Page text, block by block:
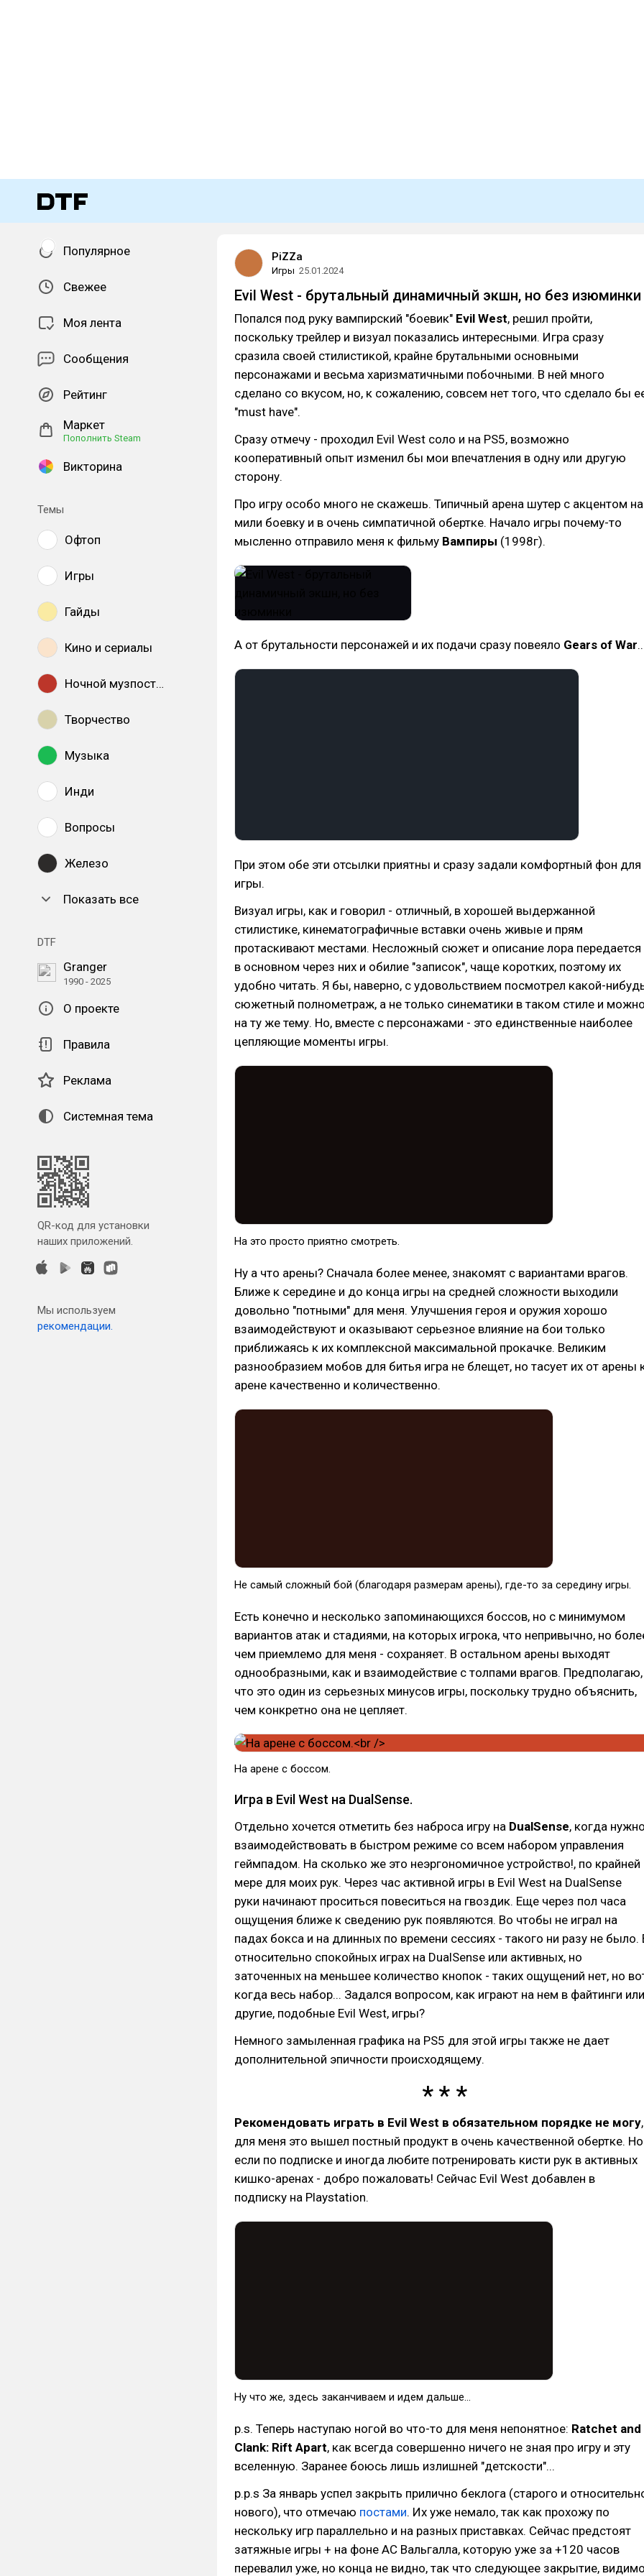
Популярное
Свежее
Моя лента
Сообщения
Рейтинг
Маркет
Пополнить Steam
Викторина
Темы
Офтоп
Игры
Гайды
Кино и сериалы
Ночной музпостинг
Творчество
Музыка
Инди
Вопросы
Железо
Показать все
DTF
Granger
1990 - 2025
О проекте
Правила
Реклама
Системная тема
QR-код для установки
наших приложений.
Мы используем
рекомендации.
PiZZa
Игры 25.01.2024
Evil West - брутальный динамичный экшн, но без изюминки
Попался под руку вампирский "боевик" Evil West, решил пройти,
поскольку трейлер и визуал показались интересными. Игра сразу
сразила своей стилистикой, крайне брутальными основными
персонажами и весьма харизматичными побочными. В ней много
сделано со вкусом, но, к сожалению, совсем нет того, что сделало бы
"must have".
Сразу отмечу - проходил Evil West соло и на PS5, возможно
кооперативный опыт изменил бы мои впечатления в одну или другую
сторону.
Про игру особо много не скажешь. Типичный арена шутер с акцентом на
мили боевку и в очень симпатичной обертке. Начало игры почему-то
мысленно отправило меня к фильму Вампиры (1998г).
А от брутальности персонажей и их подачи сразу повеяло Gears of War
При этом обе эти отсылки приятны и сразу задали комфортный фон для
игры.
Визуал игры, как и говорил - отличный, в хорошей выдержанной
стилистике, кинематографичные вставки очень живые и прям
протаскивают местами. Несложный сюжет и описание лора передается
в основном через них и обилие "записок", чаще коротких, поэтому их
удобно читать. Я бы, наверно, с удовольствием посмотрел какой-
сюжетный полнометраж, а не только синематики в таком стиле и
на ту же тему. Но, вместе с персонажами - это единственные наиболее
цепляющие моменты игры.
На это просто приятно смотреть.
Ну а что арены? Сначала более менее, знакомят с вариантами врагов.
Ближе к середине и до конца игры на средней сложности выходили
довольно "потными" для меня. Улучшения героя и оружия хорошо
взаимодействуют и оказывают серьезное влияние на бои только
приближаясь к их комплексной максимальной прокачке. Великим
разнообразием мобов для битья игра не блещет, но тасует их от арены
арене качественно и количественно.
Не самый сложный бой (благодаря размерам арены), где-то за середину игры.
Есть конечно и несколько запоминающихся боссов, но с минимумом
вариантов атак и стадиями, на которых игрока, что непривычно, но
чем приемлемо для меня - сохраняет. В остальном арены выходят
однообразными, как и взаимодействие с толпами врагов. Предполагаю,
что это один из серьезных минусов игры, поскольку трудно объяснить,
чем конкретно она не цепляет.
На арене с боссом.
Игра в Evil West на DualSense.
Отдельно хочется отметить без наброса игру на DualSense, когда
взаимодействовать в быстром режиме со всем набором управления
геймпадом. На сколько же это неэргономичное устройство!, по крайней
мере для моих рук. Через час активной игры в Evil West на DualSense
руки начинают проситься повеситься на гвоздик. Еще через пол часа
ощущения ближе к сведению рук появляются. Во чтобы не играл на
падах бокса и на длинных по времени сессиях - такого ни разу не было.
относительно спокойных играх на DualSense или активных, но
заточенных на меньшее количество кнопок - таких ощущений нет, но
когда весь набор... Задался вопросом, как играют на нем в файтинги или
другие, подобные Evil West, игры?
Немного замыленная графика на PS5 для этой игры также не дает
дополнительной эпичности происходящему.
Рекомендовать играть в Evil West в обязательном порядке не могу,
для меня это вышел постный продукт в очень качественной обертке. Но
если по подписке и иногда любите потренировать кисти рук в активных
кишко-аренах - добро пожаловать! Сейчас Evil West добавлен в
подписку на Playstation.
Ну что же, здесь заканчиваем и идем дальше...
p.s. Теперь наступаю ногой во что-то для меня непонятное: Ratchet and
Clank: Rift Apart, как всегда совершенно ничего не зная про игру и эту
вселенную. Заранее боюсь лишь излишней "детскости"...
p.p.s За январь успел закрыть прилично беклога (старого и
нового), что отмечаю постами. Их уже немало, так как прохожу по
нескольку игр параллельно и на разных приставках. Сейчас предстоят
затяжные игры + на фоне AC Вальгалла, которую уже за +120 часов
перевалил уже, но конца не видно, так что следующее закрытие,